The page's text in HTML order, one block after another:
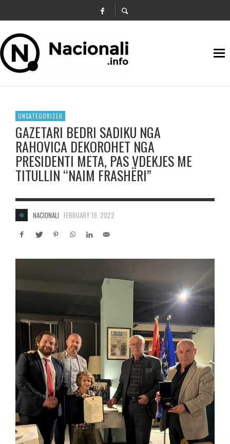
UNCATEGORIZED
GAZETARI BEDRI SADIKU NGA
RAHOVICA DEKOROHET NGA
PRESIDENTI META, PAS VDEKJES ME
TITULLIN “NAIM FRASHËRI”
NACIONALI FEBRUARY 19, 2022